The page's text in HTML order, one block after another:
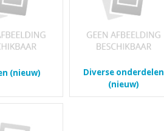
(nieuw)
Diverse onderdelen
(nieuw)